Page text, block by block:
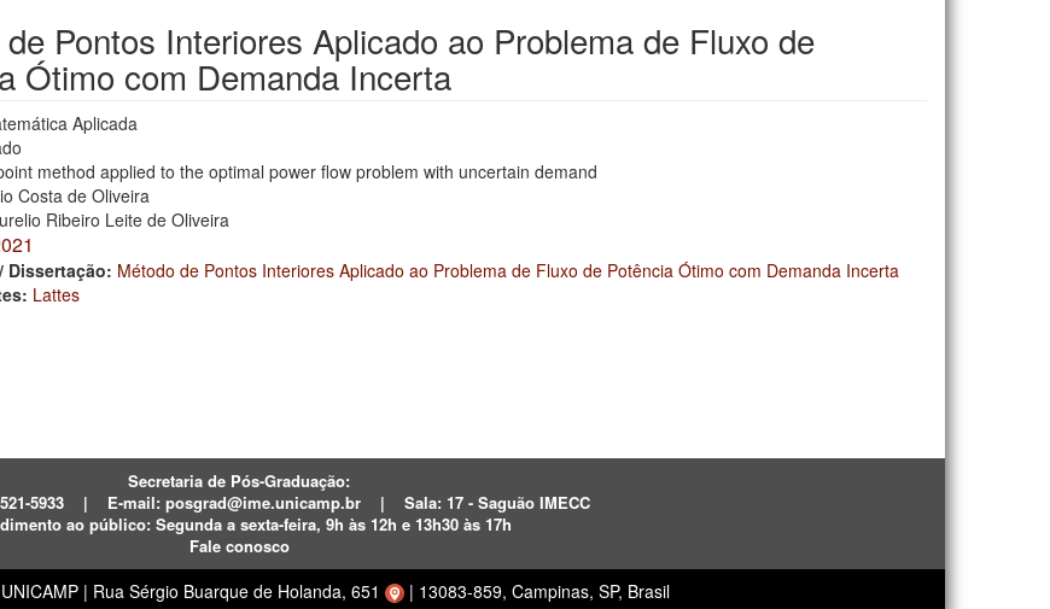
Pontos Interiores Aplicado ao Problema de Fluxo de
Ótimo com Demanda Incerta
Aplicada
method applied to the optimal power flow problem with uncertain demand
Costa de Oliveira
Ribeiro Leite de Oliveira
Dissertação: Método de Pontos Interiores Aplicado ao Problema de Fluxo de Potência Ótimo com Demanda Incerta
Lattes
Secretaria de Pós-Graduação:
5933 | E-mail: posgrad@ime.unicamp.br |
Sala: 17 - Saguão IMECC
ao público: Segunda a sexta-feira, 9h às 12h e 13h30 às 17h
Fale conosco
| Rua Sérgio Buarque de Holanda, 651 | 13083-859, Campinas, SP, Brasil